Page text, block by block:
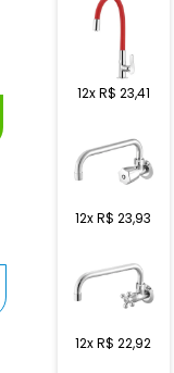
12xR$ 23,41
12xR$ 23,93
12xR$ 22,92